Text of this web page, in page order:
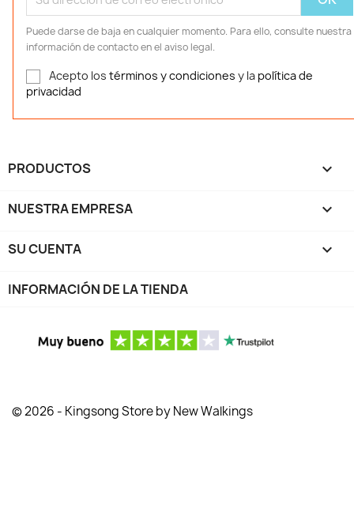
Puede darse de baja en cualquier momento. Para ello, consulte nuestra
información de contacto en el aviso legal.
Acepto los términos y condiciones y la política de
privacidad
PRODUCTOS 
NUESTRA EMPRESA 
SU CUENTA 
INFORMACIÓN DE LA TIENDA
© 2026 - Kingsong Store by New Walkings